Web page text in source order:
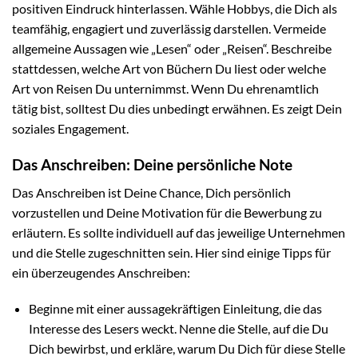
positiven Eindruck hinterlassen. Wähle Hobbys, die Dich als
teamfähig, engagiert und zuverlässig darstellen. Vermeide
allgemeine Aussagen wie „Lesen“ oder „Reisen“. Beschreibe
stattdessen, welche Art von Büchern Du liest oder welche
Art von Reisen Du unternimmst. Wenn Du ehrenamtlich
tätig bist, solltest Du dies unbedingt erwähnen. Es zeigt Dein
soziales Engagement.
Das Anschreiben: Deine persönliche Note
Das Anschreiben ist Deine Chance, Dich persönlich
vorzustellen und Deine Motivation für die Bewerbung zu
erläutern. Es sollte individuell auf das jeweilige Unternehmen
und die Stelle zugeschnitten sein. Hier sind einige Tipps für
ein überzeugendes Anschreiben:
Beginne mit einer aussagekräftigen Einleitung, die das
Interesse des Lesers weckt. Nenne die Stelle, auf die Du
Dich bewirbst, und erkläre, warum Du Dich für diese Stelle